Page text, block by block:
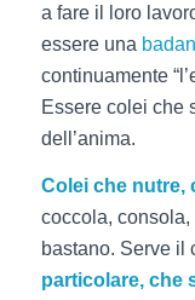
a fare il loro
essere una
continuamente
Essere colei che
dell’anima.
Colei che nutre,
coccola,
bastano. Serve il
particolare, che